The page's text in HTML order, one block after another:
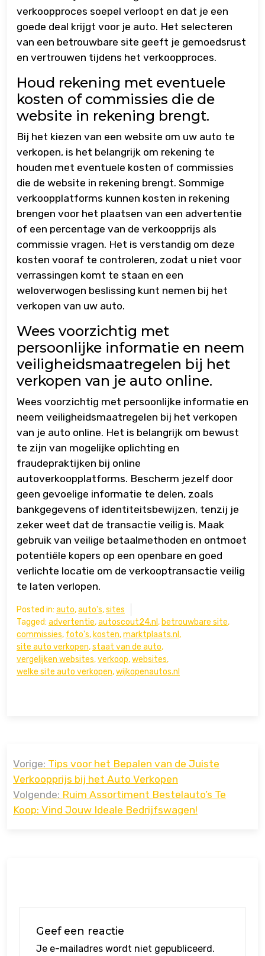
verkoopproces soepel verloopt en dat je een
goede deal krijgt voor je auto. Het selecteren
van een betrouwbare site geeft je gemoedsrust
en vertrouwen tijdens het verkoopproces.
Houd rekening met eventuele
kosten of commissies die de
website in rekening brengt.
Bij het kiezen van een website om uw auto te
verkopen, is het belangrijk om rekening te
houden met eventuele kosten of commissies
die de website in rekening brengt. Sommige
verkoopplatforms kunnen kosten in rekening
brengen voor het plaatsen van een advertentie
of een percentage van de verkoopprijs als
commissie vragen. Het is verstandig om deze
kosten vooraf te controleren, zodat u niet voor
verrassingen komt te staan en een
weloverwogen beslissing kunt nemen bij het
verkopen van uw auto.
Wees voorzichtig met
persoonlijke informatie en neem
veiligheidsmaatregelen bij het
verkopen van je auto online.
Wees voorzichtig met persoonlijke informatie en
neem veiligheidsmaatregelen bij het verkopen
van je auto online. Het is belangrijk om bewust
te zijn van mogelijke oplichting en
fraudepraktijken bij online
autoverkoopplatforms. Bescherm jezelf door
geen gevoelige informatie te delen, zoals
bankgegevens of identiteitsbewijzen, tenzij je
zeker weet dat de transactie veilig is. Maak
gebruik van veilige betaalmethoden en ontmoet
potentiële kopers op een openbare en goed
verlichte locatie om de verkooptransactie veilig
te laten verlopen.
Posted in: auto,auto's,sites
Tagged: advertentie,autoscout24.nl,betrouwbare site,
commissies, foto's,kosten,marktplaats.nl,
site auto verkopen,staat van de auto,
vergelijken websites,verkoop,websites,
welke site auto verkopen,wijkopenautos.nl
navigatie
Vorige: Tips voor het Bepalen van de Juiste
Verkoopprijs bij het Auto Verkopen
Volgende: Ruim Assortiment Bestelauto’s Te
Koop: Vind Jouw Ideale Bedrijfswagen!
Geef een reactie
Je e-mailadres wordt niet gepubliceerd.